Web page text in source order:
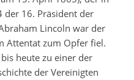
der 16. Präsident der
Lincoln war der
Attentat zum Opfer fiel.
heute zu einer der
der Vereinigten